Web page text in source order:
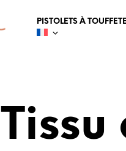
PISTOLETS À